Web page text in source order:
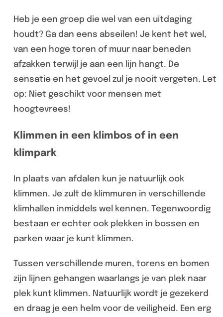
Heb je een groep die wel van een uitdaging
houdt? Ga dan eens abseilen! Je kent het wel,
van een hoge toren of muur naar beneden
afzakken terwijl je aan een lijn hangt. De
sensatie en het gevoel zul je nooit vergeten. Let
op: Niet geschikt voor mensen met
hoogtevrees!
Klimmen in een klimbos of in een
klimpark
In plaats van afdalen kun je natuurlijk ook
klimmen. Je zult de klimmuren in verschillende
klimhallen inmiddels wel kennen. Tegenwoordig
bestaan er echter ook plekken in bossen en
parken waar je kunt klimmen.
Tussen verschillende muren, torens en bomen
zijn lijnen gehangen waarlangs je van plek naar
plek kunt klimmen. Natuurlijk wordt je gezekerd
en draag je een helm voor de veiligheid. Een erg